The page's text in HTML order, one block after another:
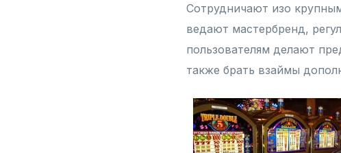
Сотрудничают изо
ведают мастербренд,
пользователям делают
также брать взаймы